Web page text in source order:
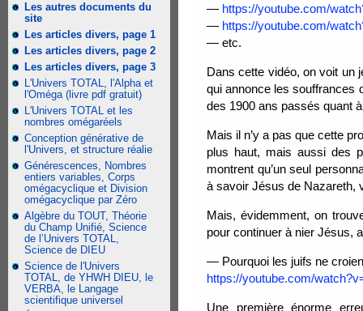
Les autres documents du
site
Les articles divers, page 1
Les articles divers, page 2
Les articles divers, page 3
L'Univers TOTAL, l'Alpha et
l'Oméga (livre pdf gratuit)
L'Univers TOTAL et les
nombres omégaréels
Conception générative de
l'Univers, et structure réalie
Générescences, Nombres
entiers variables, Corps
omégacyclique et Division
omégacyclique par Zéro
Algèbre du TOUT, Théorie
du Champ Unifié, Science
de l’Univers TOTAL,
Science de DIEU
Science de l'Univers
TOTAL, de YHWH DIEU, le
VERBA, le Langage
scientifique universel
— https://youtube.com/
— https://youtube.com/
— etc.
Dans cette vidéo, on voit un
qui annonce les souffrances
des 1900 ans passés quant
Mais il n’y a pas que cette
plus haut, mais aussi des
montrent qu’un seul
à savoir Jésus de Nazareth,
Mais, évidemment, on
pour continuer à nier Jésus,
— Pourquoi les juifs ne
https://youtube.com/
Une première énorme